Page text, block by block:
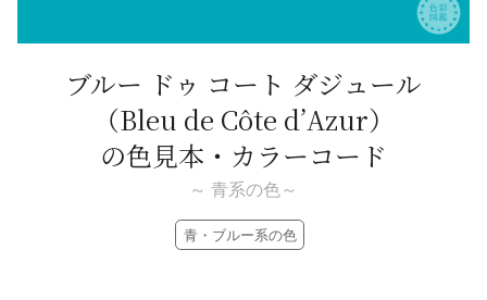
ブルー ドゥ コート ダジュール
（Bleu de Côte d’Azur）
の色見本・カラーコード
～ 青系の色～
青・ブルー系の色